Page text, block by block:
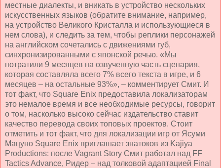
местные диалекты, и вникать в устройство нескольких
искусственных языков (обратите внимание, например,
на устройство Великого Кристалла и использующиеся в
нем слова), и следить за тем, чтобы реплики персонажей
на английском сочетались с движениями губ,
синхронизированными с японской речью. «Мы
потратили 9 месяцев на озвученную часть сценария,
которая составляла всего 7% всего текста в игре, и 6
месяцев – на остальные 93%», – комментирует Смит. И
тот факт, что Square Enix предоставила локализаторам
это немалое время и все необходимые ресурсы, говорит
о том, насколько высоко сейчас издательство ставит
качество перевода своих топовых проектов. Стоит
отметить и тот факт, что для локализации игр от Ясуми
Мацуно Square Enix приглашает знатоков из Kajiya
Productions: после Vagrant Story Смит работал над FF
Tactics Advance, Ридер – над толковой адаптацией Final